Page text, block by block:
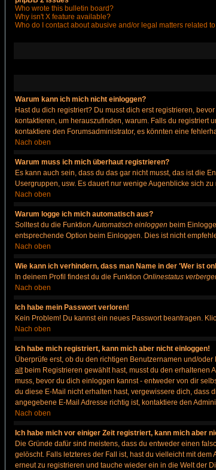
Who wrote this bulletin board?
Why isn't X feature available?
Who do I contact about abusive and/or legal matters related
Warum kann ich mich nicht einloggen?
Hast du dich registriert? Du musst dich erst registrieren,
kontaktieren, um herauszufinden, warum. Falls du registriert
kontaktiere den Forumsadministrator, es könnten eine
Nach oben
Warum muss ich mich überhaut registrieren?
Es kann auch sein, dass du das gar nicht musst, das ist die
Usergruppen, usw. Es dauert nur wenige Augenblicke sich
Nach oben
Warum logge ich mich automatisch aus?
Solltest du die FunktionAutomatisch einloggen beim
entsprechende Option beim Einloggen. Dies ist nicht
Nach oben
Wie kann ich verhindern, dass man Name in der 'Wer ist
In deinem Profil findest du die Funktion Onlinestatus
Nach oben
Ich habe mein Passwort verloren!
Kein Problem! Du kannst ein neues Passwort beantragen.
Nach oben
Ich habe mich registriert, kann mich aber nicht einloggen!
Überprüfe erst, ob du den richtigen Benutzernamen und/
altbeim Registrieren gewählt hast, musst du den erhaltenen
muss, bevor du dich einloggen kannst - entweder von dir
du diese E-Mail nicht erhalten hast, vergewissere dich, dass
angegebene E-Mail Adresse richtig ist, kontaktiere den
Nach oben
Ich habe mich vor einiger Zeit registriert, kann mich aber
Die Gründe dafür sind meistens, dass du entweder einen
gelöscht. Falls letzteres der Fall ist, hast du vielleicht mit
erneut zu registrieren und tauche wieder ein in die Welt der